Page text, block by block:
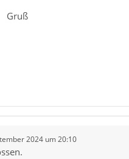
Gruß
2024 um 20:10